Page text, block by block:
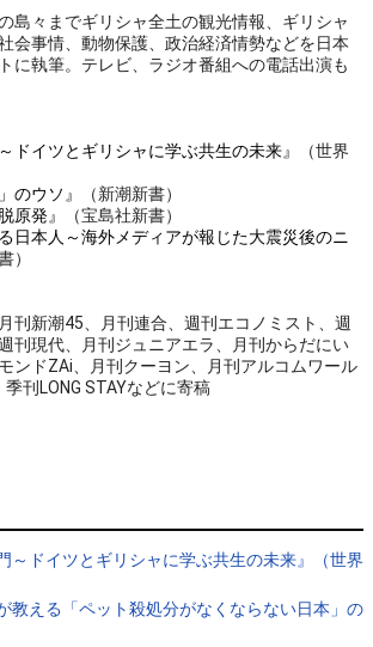
島々までギリシャ全土の観光情報、ギリシャ
会事情、動物保護、政治経済情勢などを日本
に執筆。テレビ、ラジオ番組への電話出演も
ドイツとギリシャに学ぶ共生の未来』
（世界
のウソ』
（新潮新書）
原発』
（宝島社新書）
日本人～海外メディアが報じた大震災後のニ
）
刊新潮45、月刊連合、週刊エコノミスト、週
刊現代、月刊ジュニアエラ、月刊からだにい
ンドZAi、月刊クーヨン、月刊アルコムワール
季刊LONG STAYなどに寄稿
～ドイツとギリシャに学ぶ共生の未来』（世界
教える「ペット殺処分がなくならない日本」の